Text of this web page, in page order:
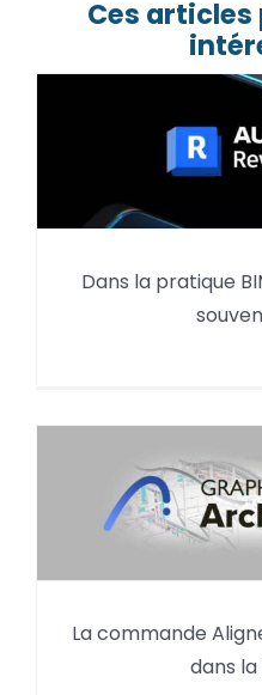
Ces
DWG 3D :
ce
Dans la pratique
La
La commande
dans la